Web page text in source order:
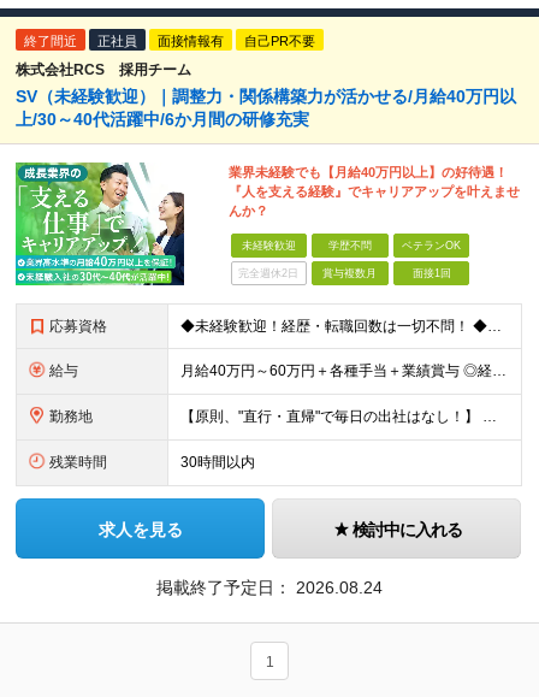
終了間近 正社員 面接情報有 自己PR不要
株式会社RCS 採用チーム
SV（未経験歓迎）｜調整力・関係構築力が活かせる/月給40万円以
上/30～40代活躍中/6か月間の研修充実
業界未経験でも【月給40万円以上】の好待遇！
『人を支える経験』でキャリアアップを叶えませ
んか？
未経験歓迎 学歴不問 ベテランOK
完全週休2日 賞与複数月 面接1回
応募資格 ◆未経験歓迎！経歴・転職回数は一切不問！ ◆異業界出身の30代・40代も活躍中！ ◆U・Iターン希望の方も歓迎（引越費用規定あり） 【応募要件】 ■高卒以上 ■普通自動車運転免許（AT限定可） ■基
給与 月給40万円～60万円＋各種手当＋業績賞与 ◎経験や能力等を考慮し、優遇いたします！ ◎成果により業績賞与を年2回支給します！ 上記月給には、固定残業代として 「60,800円～95,000円（28
勤務地 【原則、"直行・直帰"で毎日の出社はなし！】 東京・埼玉・千葉・神奈川などを中心とした 周辺エリアの現場に「直行・直帰」となります！ ■関東第一第二支部 埼玉県八潮市大字二丁目1142-2 ◎最寄り
残業時間 30時間以内
求人を見る 検討中に入れる
掲載終了予定日： 2026.08.24
1